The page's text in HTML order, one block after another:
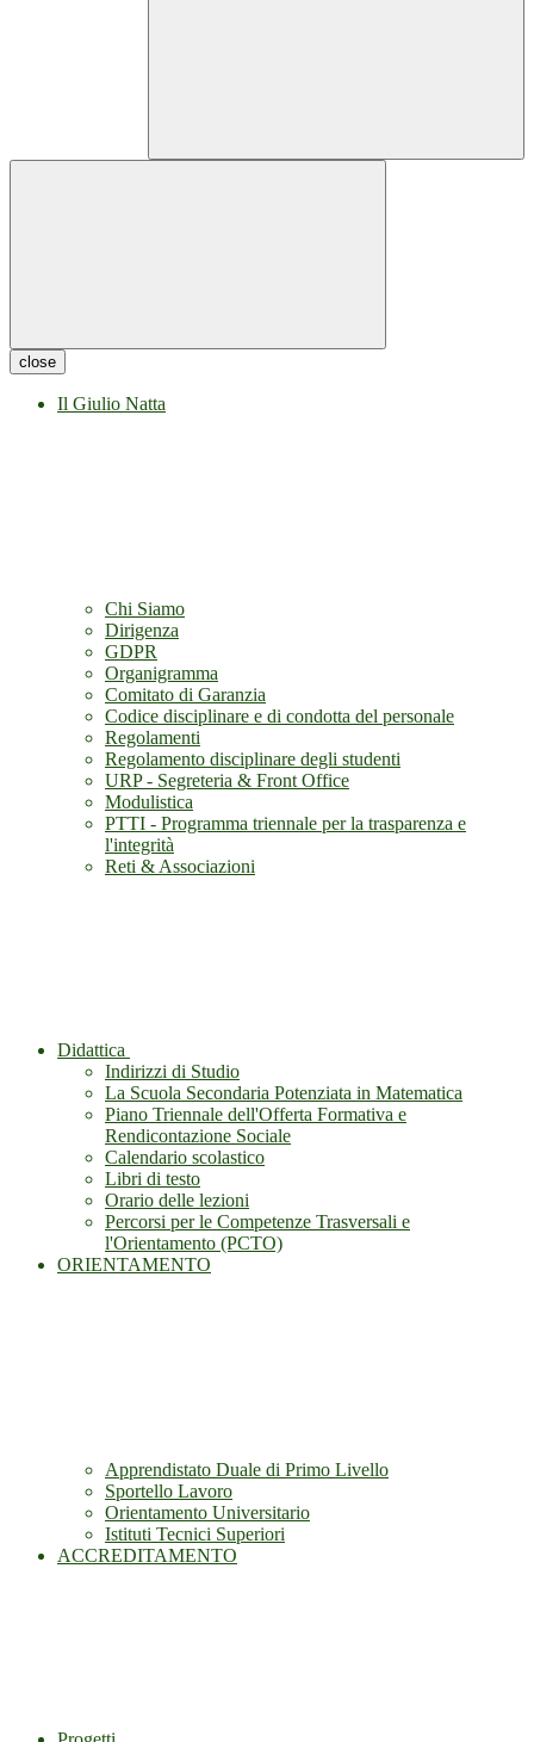
close
Il Giulio Natta
Chi Siamo
Dirigenza
GDPR
Organigramma
Comitato di Garanzia
Codice disciplinare e di condotta del personale
Regolamenti
Regolamento disciplinare degli studenti
URP - Segreteria & Front Office
Modulistica
PTTI - Programma triennale per la trasparenza e
l'integrità
Reti & Associazioni
Didattica
Indirizzi di Studio
La Scuola Secondaria Potenziata in Matematica
Piano Triennale dell'Offerta Formativa e
Rendicontazione Sociale
Calendario scolastico
Libri di testo
Orario delle lezioni
Percorsi per le Competenze Trasversali e
l'Orientamento (PCTO)
ORIENTAMENTO
Apprendistato Duale di Primo Livello
Sportello Lavoro
Orientamento Universitario
Istituti Tecnici Superiori
ACCREDITAMENTO